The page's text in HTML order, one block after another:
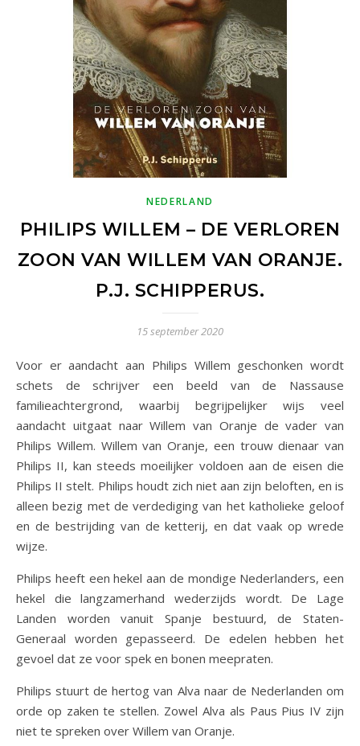
NEDERLAND
PHILIPS WILLEM – DE VERLOREN
ZOON VAN WILLEM VAN ORANJE.
P.J. SCHIPPERUS.
15 september 2020
Voor er aandacht aan Philips Willem geschonken wordt
schets de schrijver een beeld van de Nassause
familieachtergrond, waarbij begrijpelijker wijs veel
aandacht uitgaat naar Willem van Oranje de vader van
Philips Willem. Willem van Oranje, een trouw dienaar van
Philips II, kan steeds moeilijker voldoen aan de eisen die
Philips II stelt. Philips houdt zich niet aan zijn beloften, en is
alleen bezig met de verdediging van het katholieke geloof
en de bestrijding van de ketterij, en dat vaak op wrede
wijze.
Philips heeft een hekel aan de mondige Nederlanders, een
hekel die langzamerhand wederzijds wordt. De Lage
Landen worden vanuit Spanje bestuurd, de Staten-
Generaal worden gepasseerd. De edelen hebben het
gevoel dat ze voor spek en bonen meepraten.
Philips stuurt de hertog van Alva naar de Nederlanden om
orde op zaken te stellen. Zowel Alva als Paus Pius IV zijn
niet te spreken over Willem van Oranje.